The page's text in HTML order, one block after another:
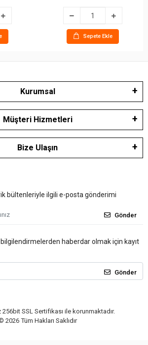
Sepete Ekle
Kurumsal
Müşteri Hizmetleri
Bize Ulaşın
bültenleriyle ilgili e-posta gönderimi
Gönder
haberdar olmak için kayıt
Gönder
SSL Sertifikası ile korunmaktadır.
2026 Tüm Hakları Saklıdır